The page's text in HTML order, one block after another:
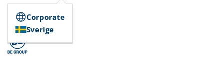
Corporate
Sverige